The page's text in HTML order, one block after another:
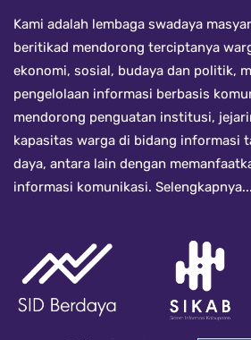
Kami adalah lembaga swadaya
beritikad mendorong terciptanya
ekonomi, sosial, budaya dan politik,
pengelolaan informasi berbasis
mendorong penguatan institusi,
kapasitas warga di bidang informasi
daya, antara lain dengan
informasi komunikasi. Selengkapnya...